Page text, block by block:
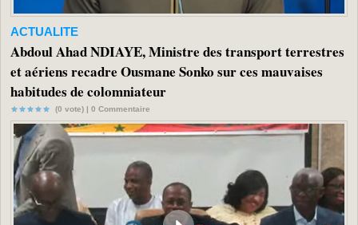
ACTUALITE
Abdoul Ahad NDIAYE, Ministre des transport terrestres
et aériens recadre Ousmane Sonko sur ces mauvaises
habitudes de colomniateur
(0 vote) | 0 Commentaire